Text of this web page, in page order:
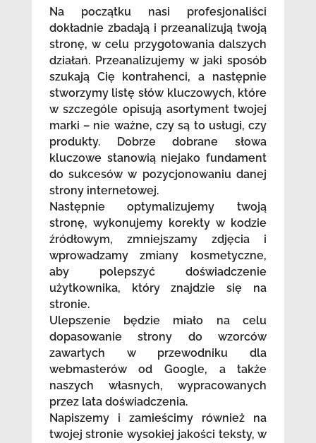
Na początku nasi profesjonaliści
dokładnie zbadają i przeanalizują twoją
stronę, w celu przygotowania dalszych
działań. Przeanalizujemy w jaki sposób
szukają Cię kontrahenci, a następnie
stworzymy listę słów kluczowych, które
w szczególe opisują asortyment twojej
marki – nie ważne, czy są to usługi, czy
produkty. Dobrze dobrane słowa
kluczowe stanowią niejako fundament
do sukcesów w pozycjonowaniu danej
strony internetowej.
Następnie optymalizujemy twoją
stronę, wykonujemy korekty w kodzie
źródłowym, zmniejszamy zdjęcia i
wprowadzamy zmiany kosmetyczne,
aby polepszyć doświadczenie
użytkownika, który znajdzie się na
stronie.
Ulepszenie będzie miało na celu
dopasowanie strony do wzorców
zawartych w przewodniku dla
webmasterów od Google, a także
naszych własnych, wypracowanych
przez lata doświadczenia.
Napiszemy i zamieścimy również na
twojej stronie wysokiej jakości teksty, w